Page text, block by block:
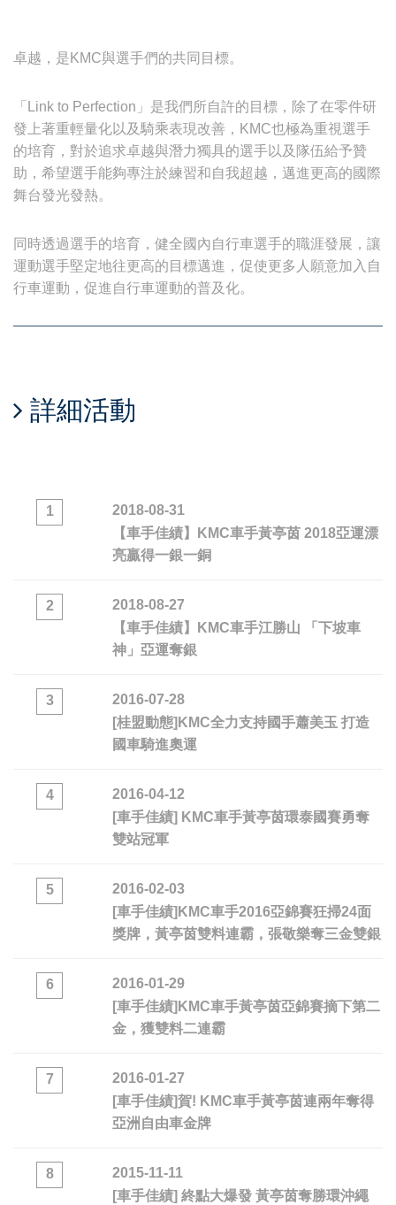
卓越，是KMC與選手們的共同目標。
「Link to Perfection」是我們所自許的目標，除了在零件研
發上著重輕量化以及騎乘表現改善，KMC也極為重視選手
的培育，對於追求卓越與潛力獨具的選手以及隊伍給予贊
助，希望選手能夠專注於練習和自我超越，邁進更高的國際
舞台發光發熱。
同時透過選手的培育，健全國內自行車選手的職涯發展，讓
運動選手堅定地往更高的目標邁進，促使更多人願意加入自
行車運動，促進自行車運動的普及化。
詳細活動
1
2018-08-31
【車手佳績】KMC車手黃亭茵 2018亞運漂
亮贏得一銀一銅
2
2018-08-27
【車手佳績】KMC車手江勝山 「下坡車
神」亞運奪銀
3
2016-07-28
[桂盟動態]KMC全力支持國手蕭美玉 打造
國車騎進奧運
4
2016-04-12
[車手佳績] KMC車手黃亭茵環泰國賽勇奪
雙站冠軍
5
2016-02-03
[車手佳績]KMC車手2016亞錦賽狂掃24面
獎牌，黃亭茵雙料連霸，張敬樂奪三金雙銀
6
2016-01-29
[車手佳績]KMC車手黃亭茵亞錦賽摘下第二
金，獲雙料二連霸
7
2016-01-27
[車手佳績]賀! KMC車手黃亭茵連兩年奪得
亞洲自由車金牌
8
2015-11-11
[車手佳績] 終點大爆發 黃亭茵奪勝環沖繩